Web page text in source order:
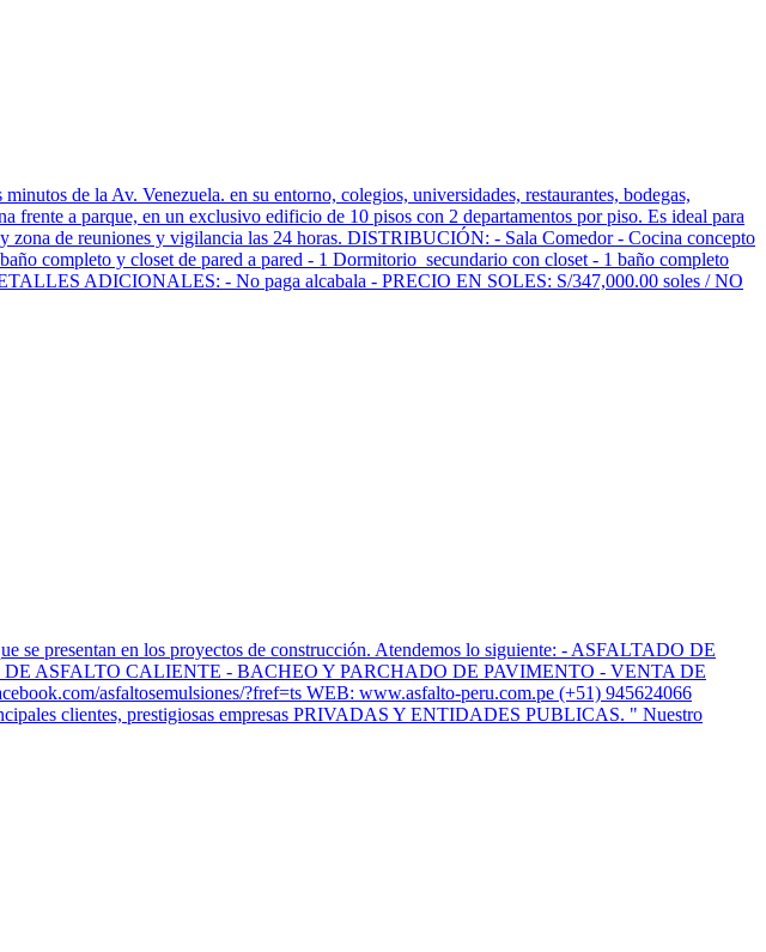
de la Av. Venezuela. en su entorno, colegios, universidades, restaurantes, bodegas,
frente a parque, en un exclusivo edificio de 10 pisos con 2 departamentos por piso. Es ideal para
zona de reuniones y vigilancia las 24 horas. DISTRIBUCIÓN: - Sala Comedor - Cocina concepto
completo y closet de pared a pared - 1 Dormitorio secundario con closet - 1 baño completo
ADICIONALES: - No paga alcabala - PRECIO EN SOLES: S/347,000.00 soles / NO
se presentan en los proyectos de construcción. Atendemos lo siguiente: - ASFALTADO DE
ASFALTO CALIENTE - BACHEO Y PARCHADO DE PAVIMENTO - VENTA DE
asfaltosemulsiones/?fref=ts WEB: www.asfalto-peru.com.pe (+51) 945624066
clientes, prestigiosas empresas PRIVADAS Y ENTIDADES PUBLICAS. " Nuestro